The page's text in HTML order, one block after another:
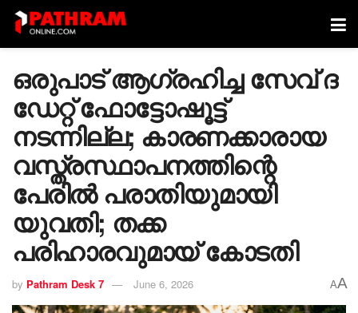
ഒരുപാട് ആ​ഗ്രഹിച്ച സേവ് ദ
ഡേറ്റ് ഫോട്ടോഷൂട്ട്
നടന്നില്ല; കാരണക്കാരായ
വസ്ത്രസ്ഥാപനത്തിന്റെ
പേരിൽ പരാതിയുമായി
യുവതി; തക്ക
പരിഹാരവുമായ് കോടതി
by Pathram Desk 7 June 6, 2026 AA